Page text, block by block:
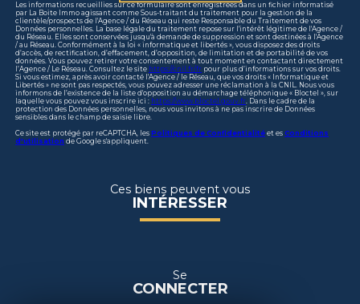
Les informations recueillies sur ce formulaire sont enregistrées dans un fichier informatisé
par La Boite Immo agissant comme Sous-traitant du traitement pour la gestion de la
clientèle/prospects de l'Agence / du Réseau qui reste Responsable du Traitement de vos
Données personnelles. La base légale du traitement repose sur l'intérêt légitime de l'Agence /
du Réseau. Elles sont conservées jusqu'à demande de suppression et sont destinées à l'Agence
/ au Réseau. Conformément à la loi « informatique et libertés », vous disposez des droits
d’accès, de rectification, d’effacement, d’opposition, de limitation et de portabilité de vos
données. Vous pouvez retirer votre consentement à tout moment en contactant directement
l’Agence / Le Réseau. Consultez le site https://cnil.fr/fr pour plus d’informations sur vos droits.
Si vous estimez, après avoir contacté l'Agence / le Réseau, que vos droits « Informatique et
Libertés » ne sont pas respectés, vous pouvez adresser une réclamation à la CNIL. Nous vous
informons de l’existence de la liste d'opposition au démarchage téléphonique « Bloctel », sur
laquelle vous pouvez vous inscrire ici : https://www.bloctel.gouv.fr. Dans le cadre de la
protection des Données personnelles, nous vous invitons à ne pas inscrire de Données
sensibles dans le champ de saisie libre.
Ce site est protégé par reCAPTCHA, les Politiques de Confidentialité et es Conditions
d'utilisation de Google s'appliquent.
Ces biens peuvent vous
INTÉRESSER
Se
CONNECTER